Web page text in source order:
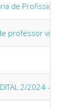
de
professor
2/2024 -